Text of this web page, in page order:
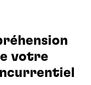
votre